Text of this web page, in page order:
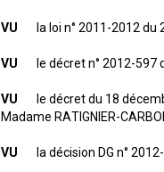
VU la loi n° 2011-2012 du
VU le décret n° 2012-597
VU le décret du 18
Madame RATIGNIER-
VU la décision DG n°